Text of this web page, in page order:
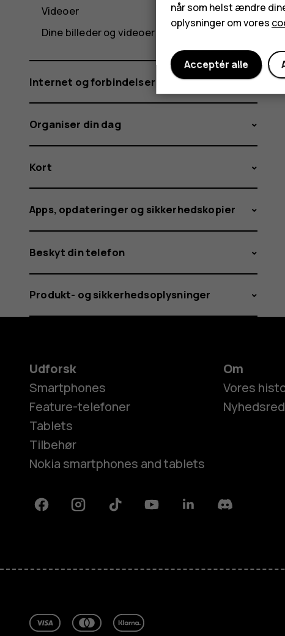
Videoer
Dine billeder og videoer
Internet og forbindelser
Organiser din dag
Kort
Apps, opdateringer og sikkerhedskopier
Beskyt din telefon
Produkt- og sikkerhedsoplysninger
Udforsk
Smartphones
Feature-telefoner
Tablets
Tilbehør
Nokia smartphones and tablets
Om
Vores
FacebookInstagramTiktok YoutubeLinkedinDiscord
når som helst ændre
oplysninger om vores
Acceptér alle